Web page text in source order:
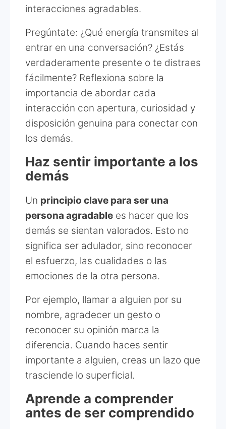
interacciones agradables.
Pregúntate: ¿Qué energía transmites al
entrar en una conversación? ¿Estás
verdaderamente presente o te distraes
fácilmente? Reflexiona sobre la
importancia de abordar cada
interacción con apertura, curiosidad y
disposición genuina para conectar con
los demás.
Haz sentir importante a los
demás
Un principio clave para ser una
persona agradable es hacer que los
demás se sientan valorados. Esto no
significa ser adulador, sino reconocer
el esfuerzo, las cualidades o las
emociones de la otra persona.
Por ejemplo, llamar a alguien por su
nombre, agradecer un gesto o
reconocer su opinión marca la
diferencia. Cuando haces sentir
importante a alguien, creas un lazo que
trasciende lo superficial.
Aprende a comprender
antes de ser comprendido